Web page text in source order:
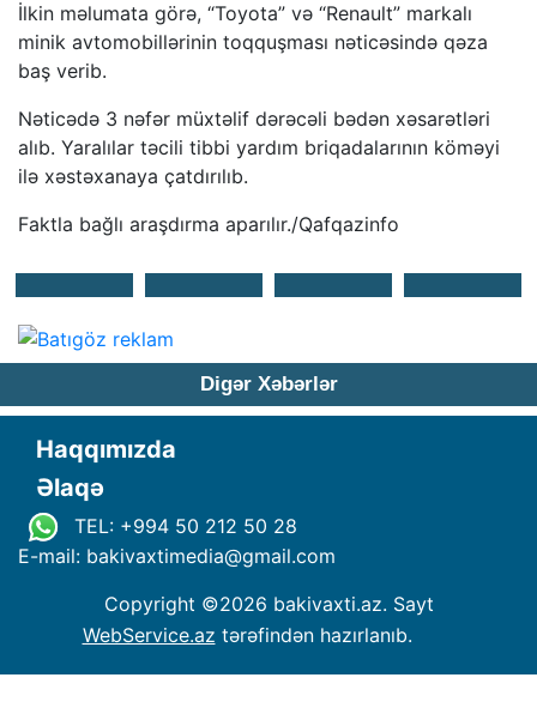
İlkin məlumata görə, “Toyota” və “Renault” markalı
minik avtomobillərinin toqquşması nəticəsində qəza
baş verib.
Nəticədə 3 nəfər müxtəlif dərəcəli bədən xəsarətləri
alıb. Yaralılar təcili tibbi yardım briqadalarının köməyi
ilə xəstəxanaya çatdırılıb.
Faktla bağlı araşdırma aparılır./Qafqazinfo
Digər Xəbərlər
Haqqımızda
Əlaqə
TEL: +994 50 212 50 28
E-mail: bakivaxtimedia@gmail.com
Copyright ©2026 bakivaxti.az. Sayt
WebService.az tərəfindən hazırlanıb.